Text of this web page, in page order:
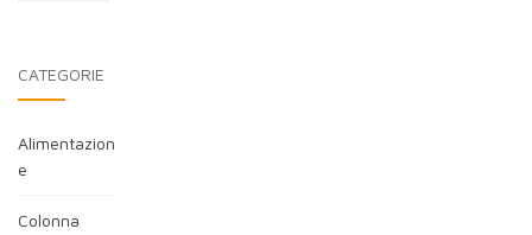
CATEGORIE
Alimentazion
e
Colonna